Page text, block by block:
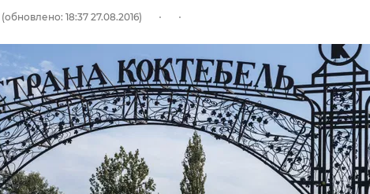
(обновлено: 18:37 27.08.2016)